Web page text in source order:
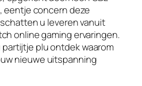
eentje concern deze
u leveren vanuit
online gaming ervaringen.
partijtje plu ontdek waarom
nieuwe uitspanning